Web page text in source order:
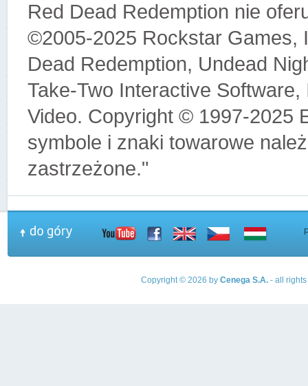
Red Dead Redemption nie
©2005-2025 Rockstar Games,
Dead Redemption, Undead
Take-Two Interactive
Video. Copyright © 1997-2025
symbole i znaki towarowe
zastrzeżone."
Copyright © 2026 by Cenega S.A.- all rights